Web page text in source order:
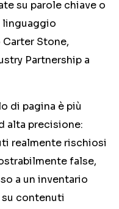
su parole chiave o
linguaggio
Carter Stone,
Partnership a
di pagina è più
alta precisione:
realmente rischiosi
false,
a un inventario
contenuti